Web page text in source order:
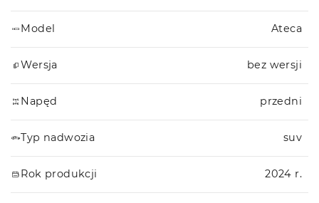
Model Ateca
Wersja bez wersji
Napęd przedni
Typ nadwozia suv
Rok produkcji 2024 r.